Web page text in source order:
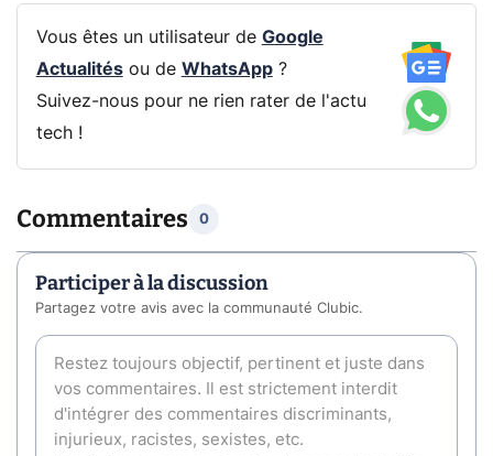
Vous êtes un utilisateur de Google
Actualitésou de WhatsApp?
Suivez-nous pour ne rien rater de l'actu
tech !
Commentaires 0
Participer à la discussion
Partagez votre avis avec la communauté Clubic.